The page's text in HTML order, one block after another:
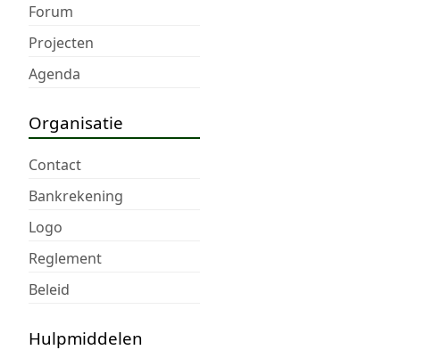
Forum
Projecten
Agenda
Organisatie
Contact
Bankrekening
Logo
Reglement
Beleid
Hulpmiddelen